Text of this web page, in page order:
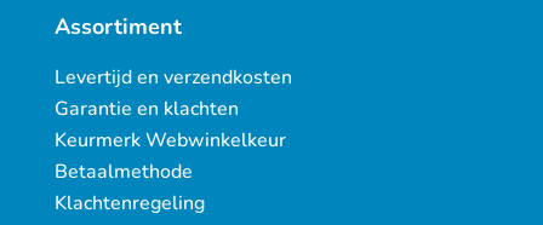
Assortiment
Levertijd en verzendkosten
Garantie en klachten
Keurmerk Webwinkelkeur
Betaalmethode
Klachtenregeling